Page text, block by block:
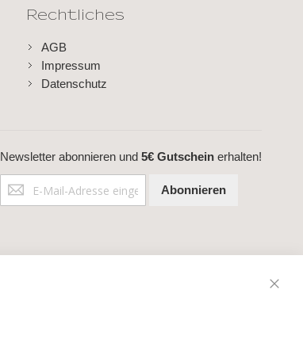
Rechtliches
AGB
Impressum
Datenschutz
Newsletter abonnieren und5€ Gutschein erhalten!
Anmeldung
zum
Abonnieren